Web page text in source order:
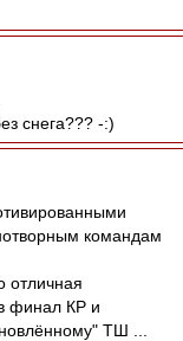
снега??? -:)
командам
отличная
финал КР и
ТШ ...